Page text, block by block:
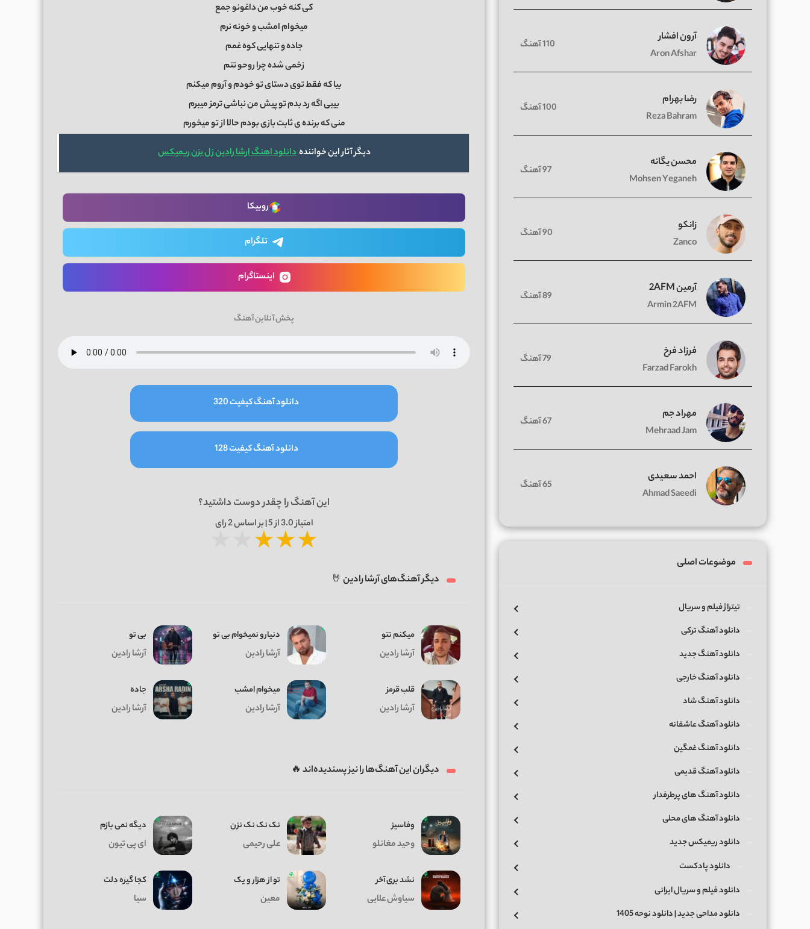
کی کنه خوب من داغونو جمع
میخوام امشب و خونه نرم
جاده و تنهایی کوه غمم
زخمی شده چرا روحو تنم
بیا که فقط توی دستای تو خودم و آروم میکنم
بیبی اگه رد بدم تو پیش من نباشی ترمز میبرم
منی که برنده ی ثابت بازی بودم حالا از تو میخورم
دیگر آثار این خوانندهدانلود اهنگ ارشا رادین زل بزن ریمیکس
روبیکا
تلگرام
اینستاگرام
پخش آنلاین آهنگ
دانلود آهنگ کیفیت 320
دانلود آهنگ کیفیت 128
این آهنگ را چقدر دوست داشتید؟
امتیاز3.0از 5 | بر اساس 2رای
★★★
دیگر آهنگ‌های آرشا رادین 🤘
میکنم تتو
آرشا رادین
دنیارو نمیخوام بی تو
آرشا رادین
بی تو
آرشا رادین
قلب قرمز
آرشا رادین
میخوام امشب
آرشا رادین
جاده
آرشا رادین
دیگران این آهنگ‌ها را نیز پسندیده‌اند 🔥
وفاسیز
وحید مغانلو
نک نک نک نزن
علی رحیمی
دیگه نمی بازم
ای پی تیون
نشد بری آخر
سیاوش علایی
تو از هزار و یک
معین
کجا گیره دلت
سیا
آرون افشار
Aron Afshar
110 آهنگ
رضا بهرام
Reza Bahram
100 آهنگ
محسن یگانه
Mohsen Yeganeh
97 آهنگ
زانکو
Zanco
90 آهنگ
آرمین 2AFM
Armin 2AFM
89 آهنگ
فرزاد فرخ
Farzad Farokh
79 آهنگ
مهراد جم
Mehraad Jam
67 آهنگ
احمد سعیدی
Ahmad Saeedi
65 آهنگ
موضوعات اصلی
تیتراژ فیلم و سریال
دانلود آهنگ ترکی
دانلود آهنگ جدید
دانلود آهنگ خارجی
دانلود آهنگ شاد
دانلود آهنگ عاشقانه
دانلود آهنگ غمگین
دانلود آهنگ قدیمی
دانلود آهنگ های پرطرفدار
دانلود آهنگ های محلی
دانلود ریمیکس جدید
دانلود پادکست
دانلود فیلم و سریال ایرانی
دانلود مداحی جدید | دانلود نوحه 1405